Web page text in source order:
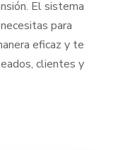
El sistema
para
eficaz y te
clientes y